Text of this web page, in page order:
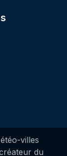
villes
du